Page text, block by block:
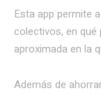
Esta app permite
colectivos, en
aproximada en la
Además de